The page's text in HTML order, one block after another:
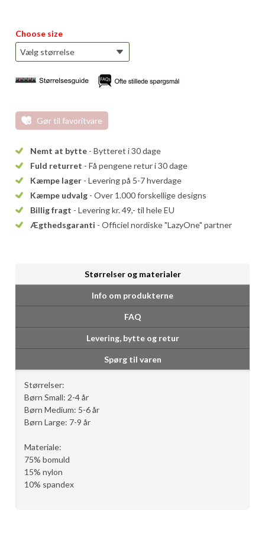
Choose size
Gør til favoritvare
Nemt at bytte - Bytteret i 30 dage
Fuld returret - Få pengene retur i 30 dage
Kæmpe lager - Levering på 5-7 hverdage
Kæmpe udvalg - Over 1.000 forskellige designs
Billig fragt - Levering kr. 49,- til hele EU
Ægthedsgaranti - Officiel nordiske "LazyOne" partner
Størrelser og materialer
Info om produkterne
FAQ
Levering, bytte og retur
Spørg til varen
Størrelser:
Børn Small: 2-4 år
Børn Medium: 5-6 år
Børn Large: 7-9 år
Materiale:
75% bomuld
15% nylon
10% spandex